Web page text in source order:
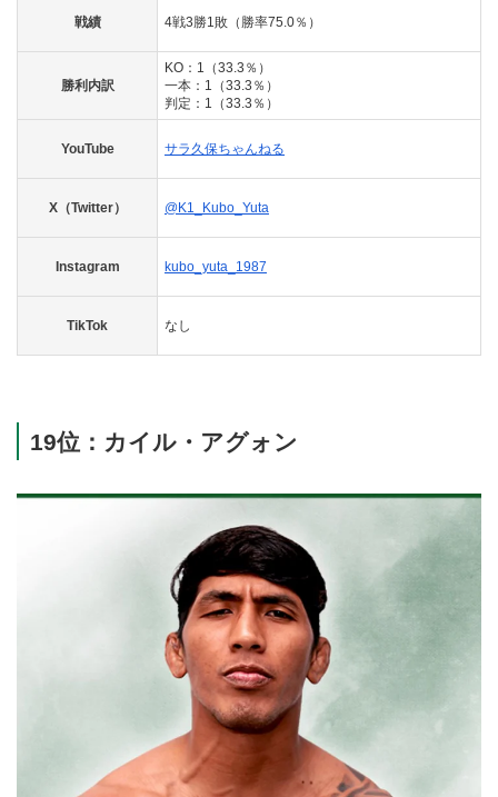
戦績 4戦3勝1敗（勝率75.0％）
勝利内訳
KO：1（33.3％）
一本：1（33.3％）
判定：1（33.3％）
YouTube サラ久保ちゃんねる
X（Twitter） @K1_Kubo_Yuta
Instagram kubo_yuta_1987
TikTok なし
19位：カイル・アグォン